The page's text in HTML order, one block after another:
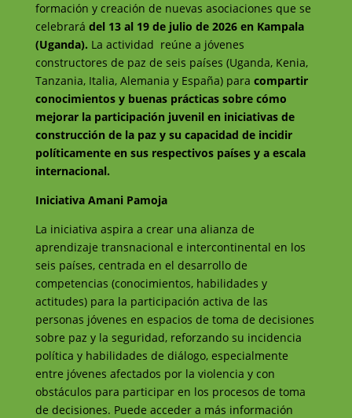
formación y creación de nuevas asociaciones que se
celebrará del 13 al 19 de julio de 2026 en Kampala
(Uganda). La actividad reúne a jóvenes
constructores de paz de seis países (Uganda, Kenia,
Tanzania, Italia, Alemania y España) para compartir
conocimientos y buenas prácticas sobre cómo
mejorar la participación juvenil en iniciativas de
construcción de la paz y su capacidad de incidir
políticamente en sus respectivos países y a escala
internacional.
Iniciativa Amani Pamoja
La iniciativa aspira a crear una alianza de
aprendizaje transnacional e intercontinental en los
seis países, centrada en el desarrollo de
competencias (conocimientos, habilidades y
actitudes) para la participación activa de las
personas jóvenes en espacios de toma de decisiones
sobre paz y la seguridad, reforzando su incidencia
política y habilidades de diálogo, especialmente
entre jóvenes afectados por la violencia y con
obstáculos para participar en los procesos de toma
de decisiones. Puede acceder a más información